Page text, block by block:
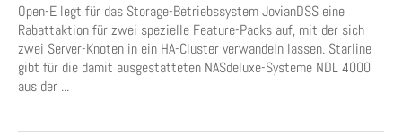
Open-E legt für das Storage-Betriebssystem JovianDSS eine
Rabattaktion für zwei spezielle Feature-Packs auf, mit der sich
zwei Server-Knoten in ein HA-Cluster verwandeln lassen. Starline
gibt für die damit ausgestatteten NASdeluxe-Systeme NDL 4000
aus der ...